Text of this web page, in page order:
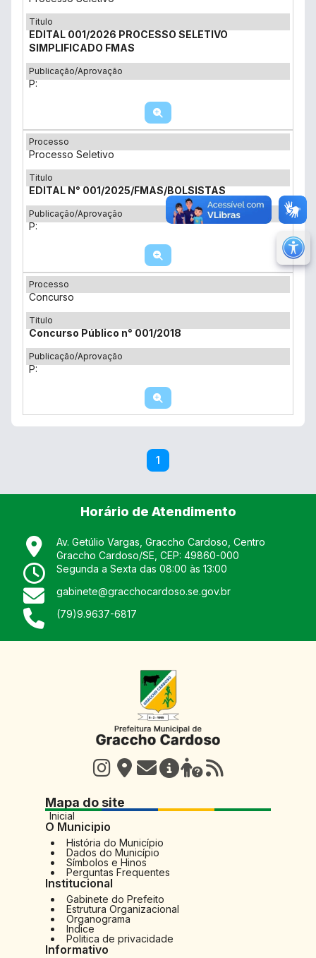
Titulo
EDITAL 001/2026 PROCESSO SELETIVO
SIMPLIFICADO FMAS
Publicação/Aprovação
P:
Processo
Processo Seletivo
Titulo
EDITAL N° 001/2025/FMAS/BOLSISTAS
Publicação/Aprovação
P:
Processo
Concurso
Titulo
Concurso Público n° 001/2018
Publicação/Aprovação
P:
1
Ir
Horário de Atendimento
Av. Getúlio Vargas, Graccho Cardoso, Centro
Graccho Cardoso/SE , CEP: 49860-000
Segunda a Sexta das 08:00 às 13:00
gabinete@gracchocardoso.se.gov.br
(79)9.9637-6817
Mapa do site
Inicial
O Municipio
História do Município
Dados do Município
Símbolos e Hinos
Perguntas Frequentes
Institucional
Gabinete do Prefeito
Estrutura Organizacional
Organograma
Indice
Politica de privacidade
Informativo